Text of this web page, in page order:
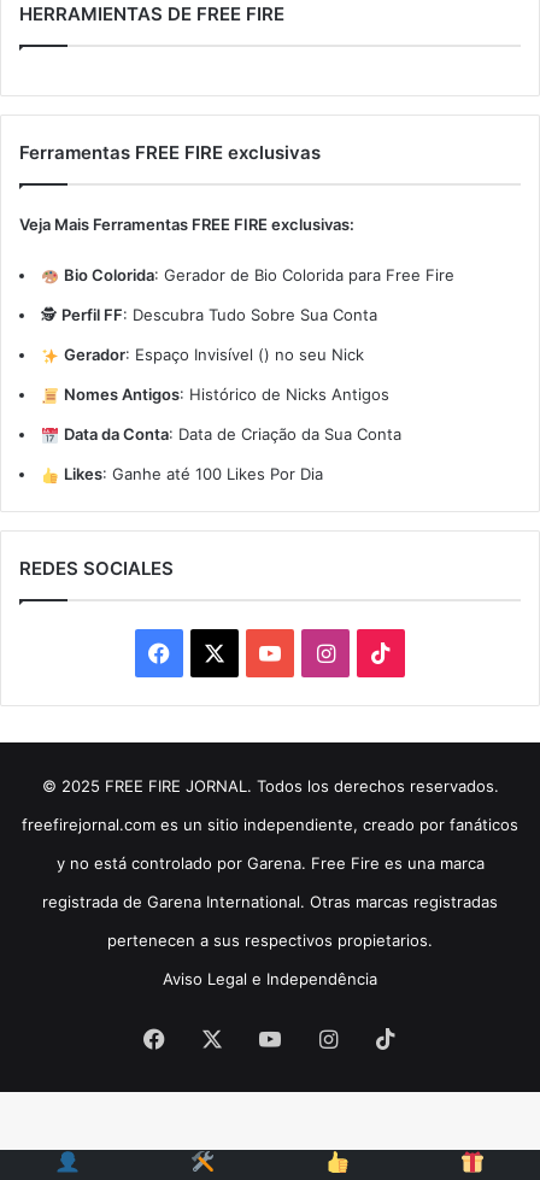
HERRAMIENTAS DE FREE FIRE
Ferramentas FREE FIRE exclusivas
Veja Mais Ferramentas FREE FIRE exclusivas:
Bio Colorida: Gerador de Bio Colorida para Free Fire
🕵️ Perfil FF: Descubra Tudo Sobre Sua Conta
Gerador: Espaço Invisível (ㅤ) no seu Nick
Nomes Antigos: Histórico de Nicks Antigos
Data da Conta: Data de Criação da Sua Conta
Likes: Ganhe até 100 Likes Por Dia
REDES SOCIALES
Facebook YouTubeInstagram
© 2025 FREE FIRE JORNAL. Todos los derechos reservados.
freefirejornal.com es un sitio independiente, creado por fanáticos
y no está controlado por Garena. Free Fire es una marca
registrada de Garena International. Otras marcas registradas
pertenecen a sus respectivos propietarios.
Aviso Legal e Independência
Facebook YouTubeInstagram